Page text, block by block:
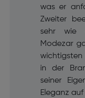
was er
Zweiter
sehr wie
Modezar
wichtigsten
in der
seiner
Eleganz